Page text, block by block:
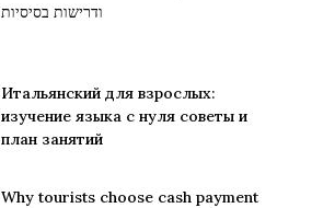
ודרישות בסיסיות
Итальянский для взрослых:
изучение языка с нуля советы и
план занятий
Why tourists choose cash payment